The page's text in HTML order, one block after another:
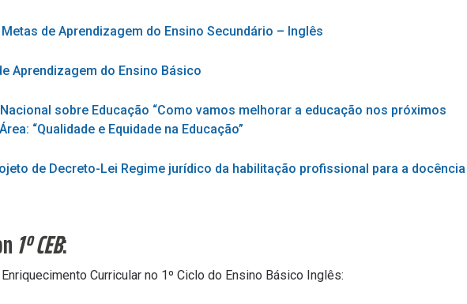
de Aprendizagem do Ensino Secundário – Inglês
Aprendizagem do Ensino Básico
sobre Educação “Como vamos melhorar a educação nos próximos
“Qualidade e Equidade na Educação”
de Decreto-Lei Regime jurídico da habilitação profissional para a docência
1º CEB:
Curricular no 1º Ciclo do Ensino Básico Inglês: